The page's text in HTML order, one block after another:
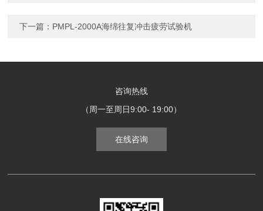
下一篇： PMPL-2000A海绵往复冲击疲劳试验机
咨询热线
（周一至周日9:00- 19:00）
在线咨询